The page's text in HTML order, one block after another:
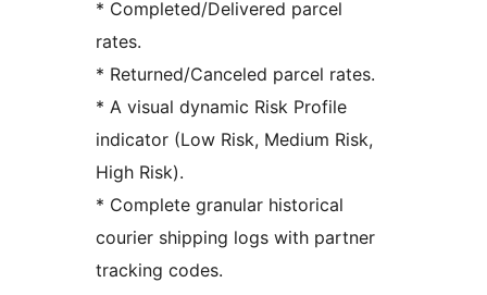
* Completed/Delivered parcel
rates.
* Returned/Canceled parcel rates.
* A visual dynamic Risk Profile
indicator (Low Risk, Medium Risk,
High Risk).
* Complete granular historical
courier shipping logs with partner
tracking codes.